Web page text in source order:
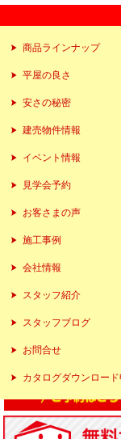
商品ラインナップ
平屋の良さ
安さの秘密
建売物件情報
イベント情報
見学会予約
お客さまの声
施工事例
会社情報
スタッフ紹介
スタッフブログ
お問合せ
カタログダウンロー